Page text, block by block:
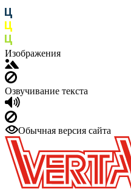
Изображения
Озвучивание текста
Обычная версия сайта